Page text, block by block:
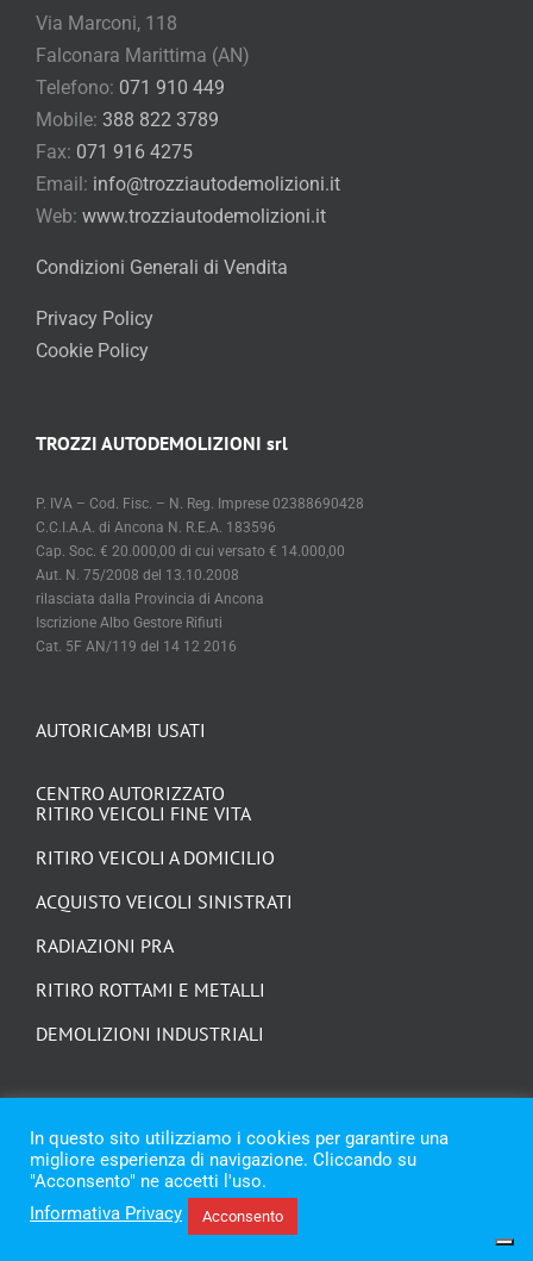
AUTORICAMBI USATI
CENTRO AUTORIZZATO
RITIRO VEICOLI FINE VITA
RITIRO VEICOLI A DOMICILIO
ACQUISTO VEICOLI SINISTRATI
RADIAZIONI PRA
RITIRO ROTTAMI E METALLI
DEMOLIZIONI INDUSTRIALI
Via Marconi, 118
Falconara Marittima (AN)
Telefono: 071 910 449
Mobile: 388 822 3789
Fax: 071 916 4275
Email: info@trozziautodemolizioni.it
Web: www.trozziautodemolizioni.it
Condizioni Generali di Vendita
Privacy Policy
Cookie Policy
TROZZI AUTODEMOLIZIONI srl
P. IVA – Cod. Fisc. – N. Reg. Imprese 02388690428
C.C.I.A.A. di Ancona N. R.E.A. 183596
Cap. Soc. € 20.000,00 di cui versato € 14.000,00
Aut. N. 75/2008 del 13.10.2008
rilasciata dalla Provincia di Ancona
Iscrizione Albo Gestore Rifiuti
Cat. 5F AN/119 del 14 12 2016
© Copyright 2021 - 2026 | Trozzi Autodemolizioni | p.iva 02388690428
In questo sito utilizziamo i cookies per garantire una
migliore esperienza di navigazione. Cliccando su
"Acconsento" ne accetti l'uso.
Informativa Privacy
Acconsento